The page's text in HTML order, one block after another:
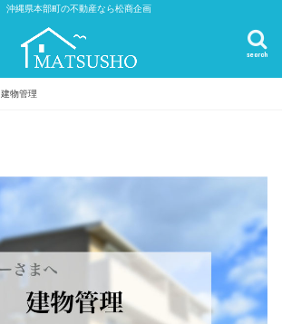
沖縄県本部町の不動産なら松商企画
search
建物管理